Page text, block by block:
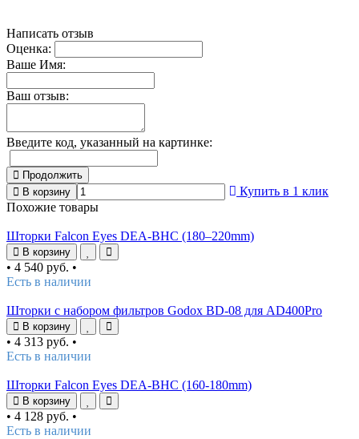
Написать отзыв
Оценка:
Ваше Имя:
Ваш отзыв:
Введите код, указанный на картинке:
Продолжить
В корзину
Купить в 1 клик
Похожие товары
Шторки Falcon Eyes DEA-BHC (180–220mm)
В корзину
• 4 540 руб. •
Есть в наличии
Шторки с набором фильтров Godox BD-08 для AD400Pro
В корзину
• 4 313 руб. •
Есть в наличии
Шторки Falcon Eyes DEA-BHC (160-180mm)
В корзину
• 4 128 руб. •
Есть в наличии